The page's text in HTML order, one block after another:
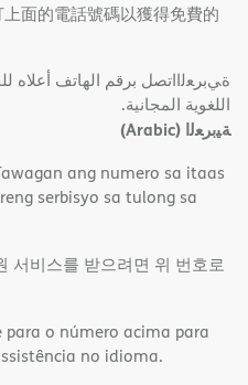
面的電話號碼以獲得免費的
ةﻲﺑﺮﻌﻟااﺗﺼﻞ ﺑﺮﻗﻢ اﻟﮭﺎﺗﻒ
اﻟﻠﻐﻮﯾﺔ اﻟﻤﺠﺎﻧﯿﺔ.
ﺔﯿﺑﺮﻌﻟا (Arabic)
ang numero sa itaas
serbisyo sa tulong sa
서비스를 받으려면 위 번호로
para o número acima para
no idioma.